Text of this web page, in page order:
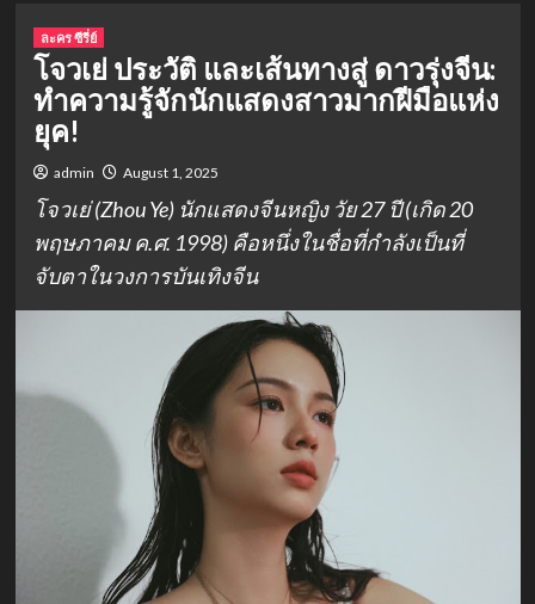
ละคร ซีรี่ย์
โจวเย่ ประวัติ และเส้นทางสู่ ดาวรุ่งจีน:
ทำความรู้จักนักแสดงสาวมากฝีมือแห่ง
ยุค!
admin August 1, 2025
โจวเย่ (Zhou Ye) นักแสดงจีนหญิง วัย 27 ปี (เกิด 20
พฤษภาคม ค.ศ. 1998) คือหนึ่งในชื่อที่กำลังเป็นที่
จับตาในวงการบันเทิงจีน